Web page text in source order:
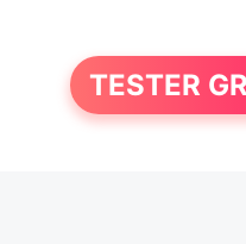
TESTER